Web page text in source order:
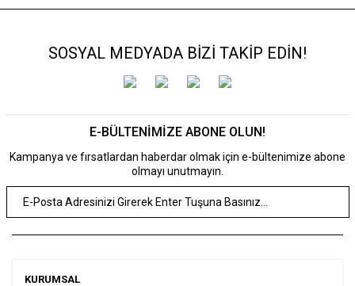
SOSYAL MEDYADA BİZİ TAKİP EDİN!
E-BÜLTENİMİZE ABONE OLUN!
Kampanya ve fırsatlardan haberdar olmak için e-bültenimize abone
olmayı unutmayın.
KURUMSAL